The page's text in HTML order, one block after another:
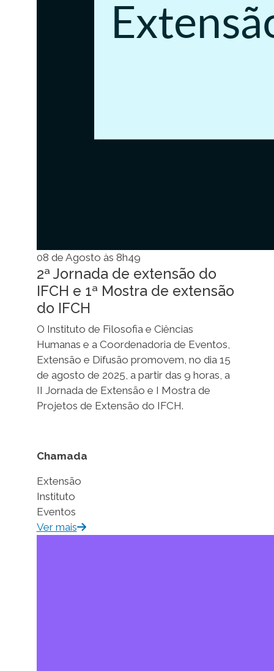
08 de Agosto às 8h49
2ª Jornada de extensão do
IFCH e 1ª Mostra de extensão
do IFCH
O Instituto de Filosofia e Ciências
Humanas e a Coordenadoria de Eventos,
Extensão e Difusão promovem, no dia 15
de agosto de 2025, a partir das 9 horas, a
II Jornada de Extensão e I Mostra de
Projetos de Extensão do IFCH.
Chamada
Extensão
Instituto
Eventos
Ver mais